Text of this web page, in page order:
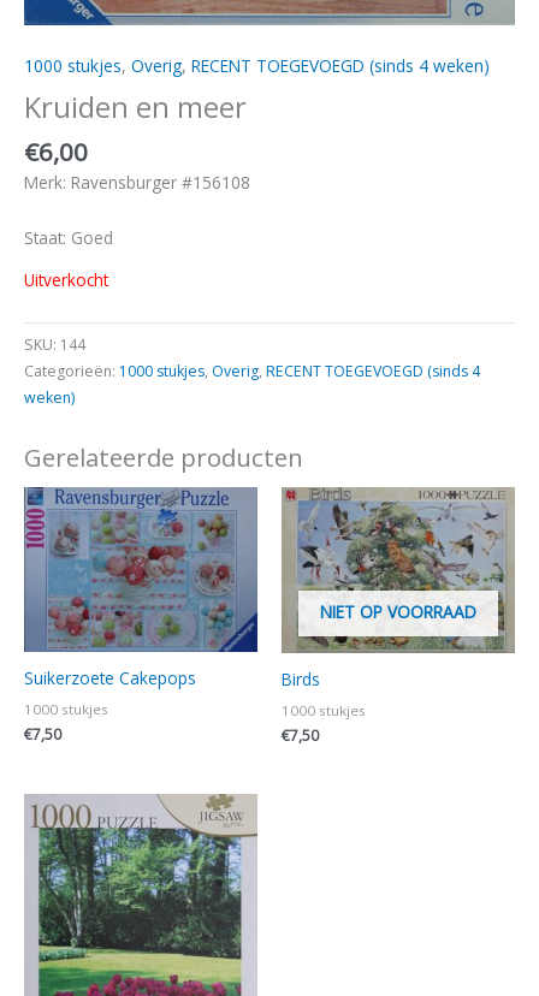
1000 stukjes, Overig, RECENT TOEGEVOEGD (sinds 4 weken)
Kruiden en meer
€6,00
Merk: Ravensburger #156108
Staat: Goed
Uitverkocht
SKU: 144
Categorieën: 1000 stukjes, Overig, RECENT TOEGEVOEGD (sinds 4
weken)
Gerelateerde producten
Suikerzoete Cakepops
1000 stukjes
€7,50
NIET OP VOORRAAD
Birds
1000 stukjes
€7,50